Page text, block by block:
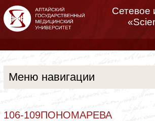
Сетевое
Меню навигации
106-109ПОНОМАРЕВА